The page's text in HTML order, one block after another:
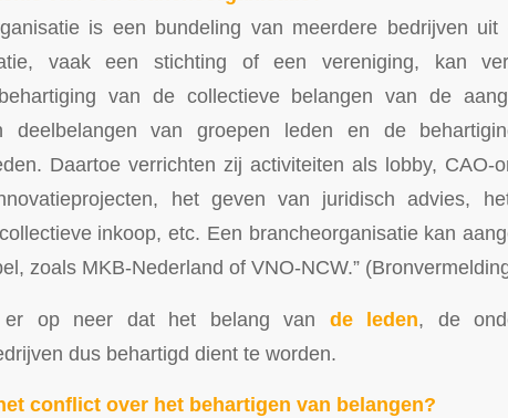
is een bundeling van meerdere bedrijven
vaak een stichting of een vereniging, kan
van de collectieve belangen van de
deelbelangen van groepen leden en de
Daartoe verrichten zij activiteiten als lobby, CAO-
het geven van juridisch advies,
inkoop, etc. Een brancheorganisatie kan
zoals MKB-Nederland of VNO-NCW.”
op neer dat het belang van de leden, de
dus behartigd dient te worden.
conflict over het behartigen van belangen?